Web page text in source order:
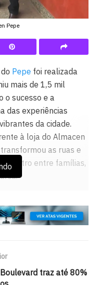
Pepe
Pepe foi realizada
mais de 1,5 mil
o sucesso e a
das experiências
da cidade.
à loja do Almacen
as ruas e
entre famílias,
os participantes
que incluiu
do cantor Faustão,
música baiana.traz até 80%